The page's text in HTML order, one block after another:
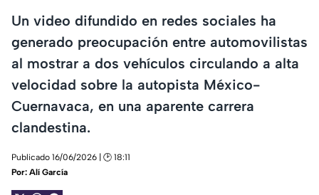
Un video difundido en redes sociales ha
generado preocupación entre automovilistas
al mostrar a dos vehículos circulando a alta
velocidad sobre la autopista México-
Cuernavaca, en una aparente carrera
clandestina.
Publicado 16/06/2026 | 🕑 18:11
Por: Alí García